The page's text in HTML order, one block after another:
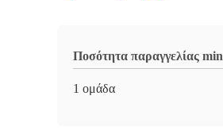
Ποσότητα παραγγελίας min
1 ομάδα